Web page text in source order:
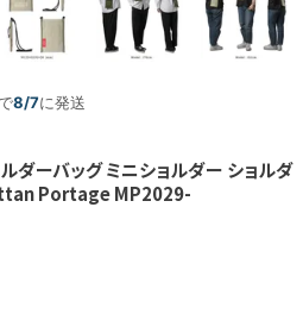
8/7に発送
ダーバッグ ミニショルダー ショルダ
Portage MP2029-